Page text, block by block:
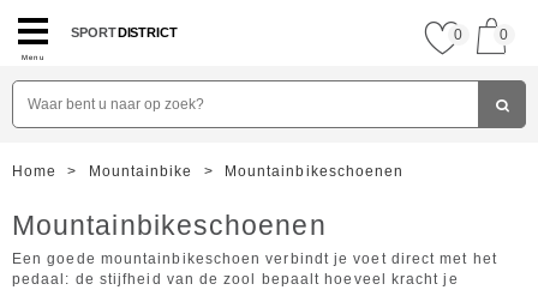
Menu
SPORTDISTRICT 0 0
Home > Mountainbike > Mountainbikeschoenen
Mountainbikeschoenen
Een goede mountainbikeschoen verbindt je voet direct met het
pedaal: de stijfheid van de zool bepaalt hoeveel kracht je